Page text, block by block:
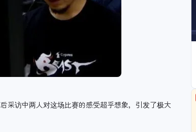
采访中两人对这场比赛的感受超乎想象，引发了极大